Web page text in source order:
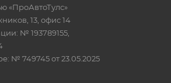
«ПроАвтоТулс»
13, офис 14
№ 193789155,
№ 749745 от 23.05.2025